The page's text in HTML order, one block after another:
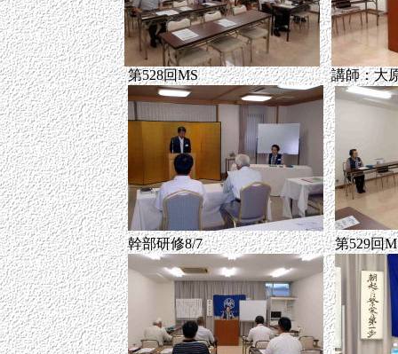
第528回MS 講師：大
幹部研修8/7 第529回